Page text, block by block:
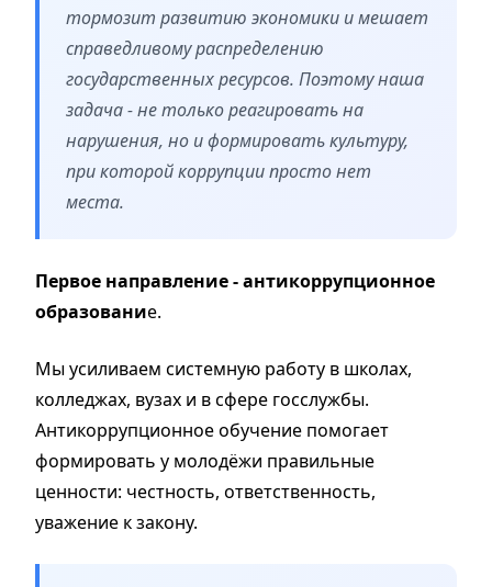
тормозит развитию экономики и мешает
справедливому распределению
государственных ресурсов. Поэтому наша
задача - не только реагировать на
нарушения, но и формировать культуру,
при которой коррупции просто нет
места.
Первое направление - антикоррупционное
образование.
Мы усиливаем системную работу в школах,
колледжах, вузах и в сфере госслужбы.
Антикоррупционное обучение помогает
формировать у молодёжи правильные
ценности: честность, ответственность,
уважение к закону.